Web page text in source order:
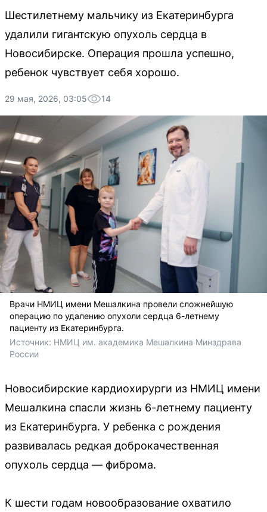
Шестилетнему мальчику из Екатеринбурга
удалили гигантскую опухоль сердца в
Новосибирске. Операция прошла успешно,
ребенок чувствует себя хорошо.
29 мая, 2026, 03:05 14
Врачи НМИЦ имени Мешалкина провели сложнейшую
операцию по удалению опухоли сердца 6-летнему
пациенту из Екатеринбурга.
Источник: НМИЦ им. академика Мешалкина Минздрава
России
Новосибирские кардиохирурги из НМИЦ имени
Мешалкина спасли жизнь 6-летнему пациенту
из Екатеринбурга. У ребенка с рождения
развивалась редкая доброкачественная
опухоль сердца — фиброма.
К шести годам новообразование охватило